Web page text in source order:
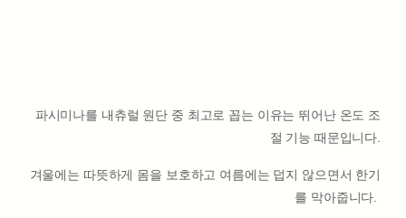
파시미나를 내츄럴 원단 중 최고로 꼽는 이유는 뛰어난 온도 조
절 기능 때문입니다.
겨울에는 따뜻하게 몸을 보호하고 여름에는 덥지 않으면서 한기
를 막아줍니다.